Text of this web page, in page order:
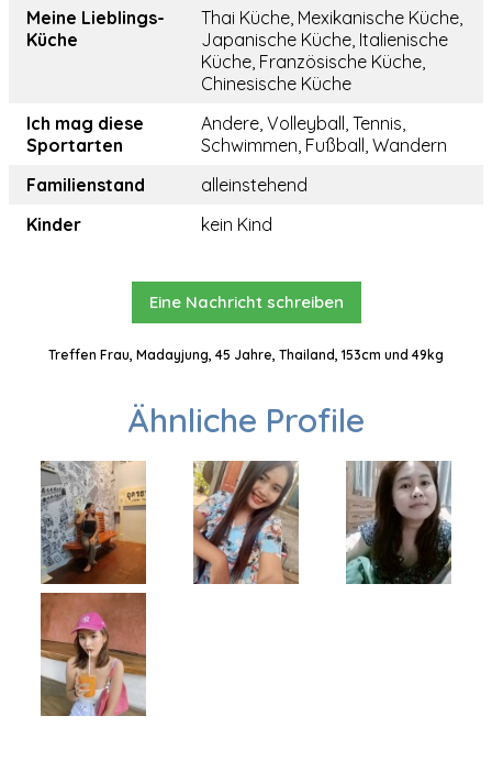
Meine Lieblings-
Küche
Thai Küche, Mexikanische Küche,
Japanische Küche, Italienische
Küche, Französische Küche,
Chinesische Küche
Ich mag diese
Sportarten
Andere, Volleyball, Tennis,
Schwimmen, Fußball, Wandern
Familienstand
alleinstehend
Kinder
kein Kind
Eine Nachricht schreiben
Treffen Frau, Madayjung, 45 Jahre, Thailand, 153cm und 49kg
Ähnliche Profile